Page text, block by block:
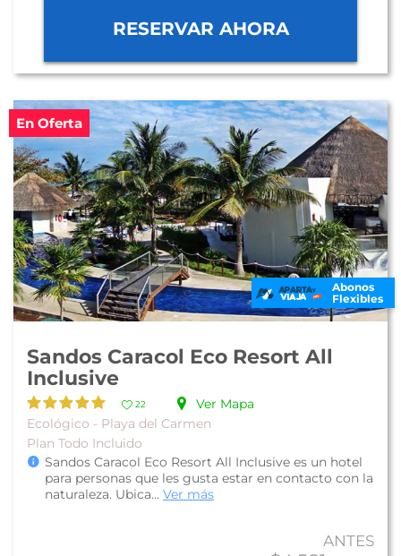
RESERVAR AHORA
En Oferta
Abonos
Flexibles
Sandos Caracol Eco Resort All
Inclusive
22
Ver Mapa
Ecológico - Playa del Carmen
Plan Todo Incluido
Sandos Caracol Eco Resort All Inclusive es un hotel
para personas que les gusta estar en contacto con la
naturaleza. Ubica... Ver más
ANTES